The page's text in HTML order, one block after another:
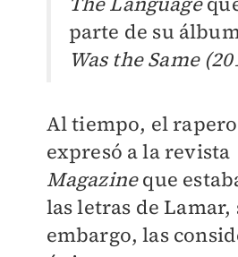
parte de su
Was the Same
Al tiempo, el
expresó a la revista
Magazineque
las letras de Lamar,
embargo, las